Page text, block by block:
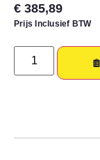
€ 385,89
Prijs Inclusief BTW